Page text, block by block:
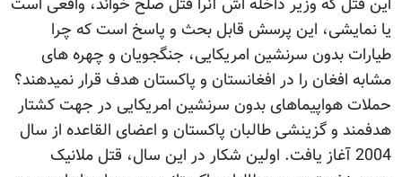
یا نمایشی، این پرسش قابل بحث و پاسخ است که چرا
طیارات بدون سرنشین امریکایی، جنگجویان و چهره های
مشابه افغان را در افغانستان و پاکستان هدف قرار نمیدهند؟
حملات هواپیماهای بدون سرنشین امریکایی در جهت کشتار
هدفمند و گزینشی طالبان پاکستان و اعضای القاعده از سال
2004 آغاز یافت. اولین شکار در این سال، قتل ملانیک